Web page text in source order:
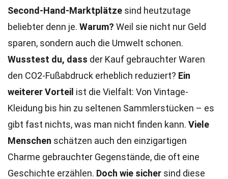
Second-Hand-Marktplätze sind heutzutage
beliebter denn je. Warum? Weil sie nicht nur Geld
sparen, sondern auch die Umwelt schonen.
Wusstest du, dass der Kauf gebrauchter Waren
den CO2-Fußabdruck erheblich reduziert? Ein
weiterer Vorteil ist die Vielfalt: Von Vintage-
Kleidung bis hin zu seltenen Sammlerstücken – es
gibt fast nichts, was man nicht finden kann. Viele
Menschen schätzen auch den einzigartigen
Charme gebrauchter Gegenstände, die oft eine
Geschichte erzählen. Doch wie sicher sind diese